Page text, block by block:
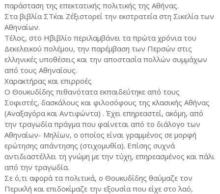
παράσταση της επεκτατικής πολιτικής της Αθήνας.
Στα βιβλία ΣΤ΄και Ζ΄εξιστορεί την εκστρατεία στη Σικελία των
Αθηναίων.
Τέλος, στο Η΄βιβλίο περιλαμβάνει τα πρώτα χρόνια του
Δεκελεικού πολέμου, την παρέμβαση των Περσών στις
ελληνικές υποθέσεις και την αποστασία πολλών συμμάχων
από τους Αθηναίους.
Χαρακτήρας και επιρροές
Ο Θουκυδίδης πιθανότατα εκπαιδεύτηκε από τους
Σοφιστές, δασκάλους και φιλοσόφους της κλασικής Αθήνας
(Αναξαγόρα και Αντιφώντα) . Έχει επηρεαστεί, ακόμη, από
την τραγωδία πράγμα που φαίνεται από το διάλογο των
Αθηναίων- Μηλίων, ο οποίος είναι γραμμένος σε μορφή
ερώτησης απάντησης (στιχομυθία). Επίσης συχνά
αντιδιαστέλλει τη γνώμη με την τύχη, επηρεασμένος και πάλι
από την τραγωδία.
Σε ό,τι αφορά τα πολιτικά, ο Θουκυδίδης θαύμαζε τον
Περικλή και επιδοκίμαζε την εξουσία που είχε στο λαό,